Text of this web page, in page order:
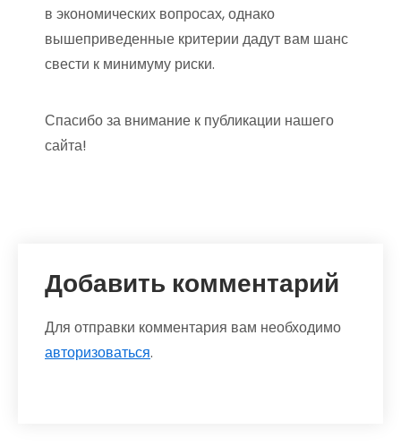
в экономических вопросах, однако
вышеприведенные критерии дадут вам шанс
свести к минимуму риски.
Спасибо за внимание к публикации нашего
сайта!
Добавить комментарий
Для отправки комментария вам необходимо
авторизоваться.